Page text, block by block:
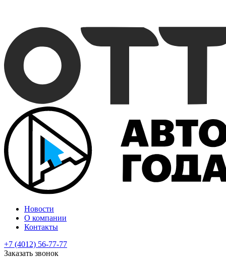
Новости
О компании
Контакты
+7 (4012) 56-77-77
Заказать звонок